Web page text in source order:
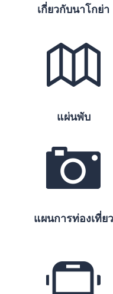
เกี่ยวกับนาโกย่า
แผ่นพับ
แผนการท่องเที่ยว